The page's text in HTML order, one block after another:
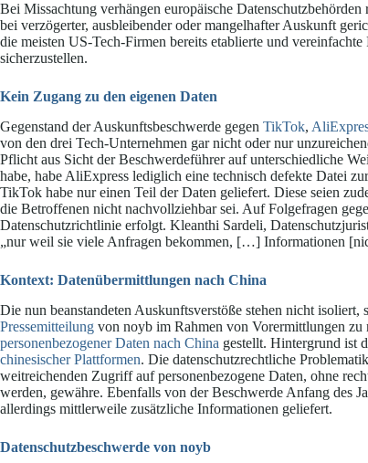
Bei Missachtung verhängen europäische Datenschutzbehörden
bei verzögerter, ausbleibender oder mangelhafter Auskunft
die meisten US-Tech-Firmen bereits etablierte und
sicherzustellen.
Kein Zugang zu den eigenen Daten
Gegenstand der Auskunftsbeschwerde gegen TikTok,
von den drei Tech-Unternehmen gar nicht oder nur
Pflicht aus Sicht der Beschwerdeführer auf unterschiedliche
habe, habe AliExpress lediglich eine technisch defekte Datei
TikTok habe nur einen Teil der Daten geliefert. Diese seien
die Betroffenen nicht nachvollziehbar sei. Auf Folgefragen
Datenschutzrichtlinie erfolgt. Kleanthi Sardeli,
„nur weil sie viele Anfragen bekommen, […] Informationen
Kontext: Datenübermittlungen nach China
Die nun beanstandeten Auskunftsverstöße stehen nicht
Pressemitteilung von noyb im Rahmen von Vorermittlungen zu
personenbezogener Daten nach China gestellt. Hintergrund ist
chinesischer Plattformen. Die datenschutzrechtliche
weitreichenden Zugriff auf personenbezogene Daten, ohne
werden, gewähre. Ebenfalls von der Beschwerde Anfang des
allerdings mittlerweile zusätzliche Informationen geliefert.
Datenschutzbeschwerde von noyb